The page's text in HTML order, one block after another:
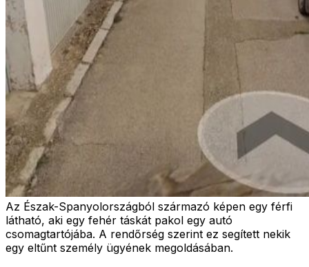
Az Észak-Spanyolországból származó képen egy férfi
látható, aki egy fehér táskát pakol egy autó
csomagtartójába. A rendőrség szerint ez segített nekik
egy eltűnt személy ügyének megoldásában.